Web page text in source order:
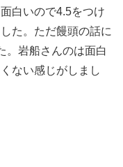
白いので4.5をつけ
た。ただ饅頭の話に
。岩船さんのは面白
ない感じがしまし